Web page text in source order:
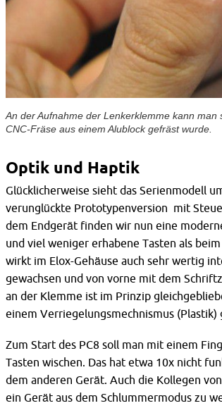
An der Aufnahme der Lenkerklemme kann
CNC-Fräse aus einem Alublock gefräst wurde.
Optik und Haptik
Glücklicherweise sieht das Serienmodell
verunglückte Prototypenversion mit
dem Endgerät finden wir nun eine
und viel weniger erhabene Tasten als
wirkt im Elox-Gehäuse auch sehr wertig
gewachsen und von vorne mit dem
an der Klemme ist im Prinzip
einem Verriegelungsmechnismus (Plastik)
Zum Start des PC8 soll man mit einem
Tasten wischen. Das hat etwa 10x nicht
dem anderen Gerät. Auch die Kollegen
ein Gerät aus dem Schlummermodus zu